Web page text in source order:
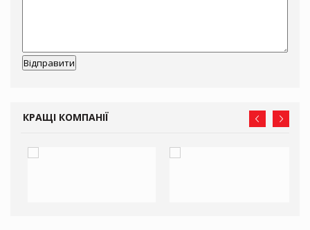
КРАЩІ КОМПАНІЇ